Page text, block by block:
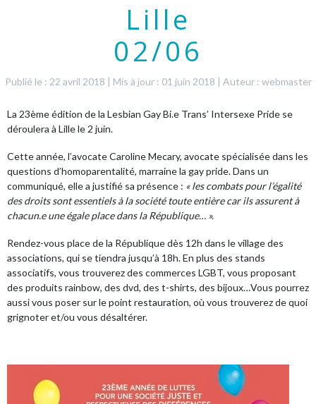
Lille
02/06
Publié le : 22 avril 2018 | Mis à jour : 01 juin 2018 | Auteur : webmaster
La 23ème édition de la Lesbian Gay Bi.e Trans’ Intersexe Pride se
déroulera à Lille le 2 juin.
Cette année, l’avocate Caroline Mecary, avocate spécialisée dans les
questions d’homoparentalité, marraine la gay pride. Dans un
communiqué, elle a justifié sa présence : « les combats pour l’égalité
des droits sont essentiels à la société toute entière car ils assurent à
chacun.e une égale place dans la République… ».
Rendez-vous place de la République dès 12h dans le village des
associations, qui se tiendra jusqu’à 18h. En plus des stands
associatifs, vous trouverez des commerces LGBT, vous proposant
des produits rainbow, des dvd, des t-shirts, des bijoux…Vous pourrez
aussi vous poser sur le point restauration, où vous trouverez de quoi
grignoter et/ou vous désaltérer.